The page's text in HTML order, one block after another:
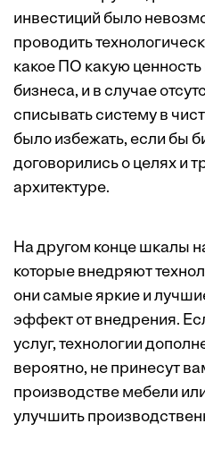
инвестиций было
проводить
какое ПО какую ценность
бизнеса, и в случае
списывать систему в
было избежать, если бы
договорились о целях и
архитектуре.
На другом конце шкалы
которые внедряют
они самые яркие и
эффект от внедрения.
услуг, технологии
вероятно, не принесут
производстве мебели
улучшить